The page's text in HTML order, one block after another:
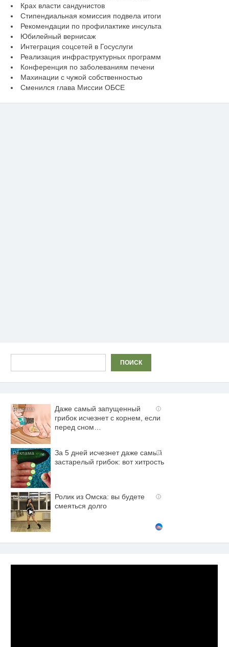
Крах власти сандунистов
Стипендиальная комиссия подвела итоги
Рекомендации по профилактике инсульта
Юбилейный вернисаж
Интеграция соцсетей в Госуслуги
Реализация инфраструктурных программ
Конференция по заболеваниям печени
Махинации с чужой собственностью
Сменился глава Миссии ОБСЕ
ПОИСК
i
Даже самый запущенный
грибок исчезнет с корнем, если
перед сном…
i
За 5 дней исчезнет даже самый
застарелый грибок: вот хитрость
i
Ролик из Омска: вы будете
смеяться долго